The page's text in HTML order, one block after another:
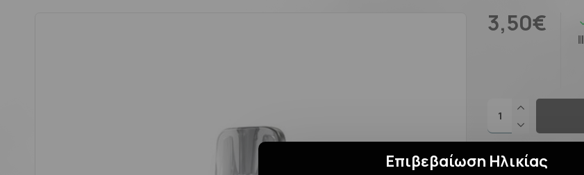
Επιβεβαίωση Ηλικίας
3,50€